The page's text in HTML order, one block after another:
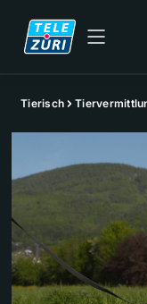
Tierisch